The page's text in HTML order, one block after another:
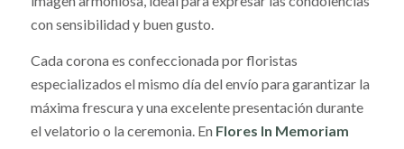
con sensibilidad y buen gusto.
Cada corona es confeccionada por floristas
especializados el mismo día del envío para garantizar la
máxima frescura y una excelente presentación durante
el velatorio o la ceremonia. En Flores In Memoriam